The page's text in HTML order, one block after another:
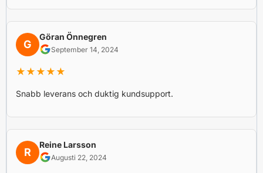
G
Göran Önnegren
September 14, 2024
★★★★★
Snabb leverans och duktig kundsupport.
R
Reine Larsson
Augusti 22, 2024